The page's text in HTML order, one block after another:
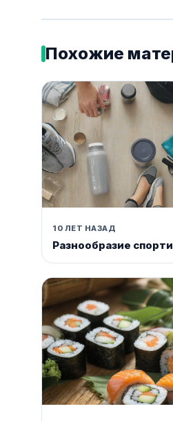
Похожие
10 ЛЕТ НАЗАД
Разнообразие